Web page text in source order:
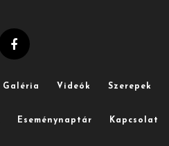
Galéria Videók Szerepek
Eseménynaptár Kapcsolat